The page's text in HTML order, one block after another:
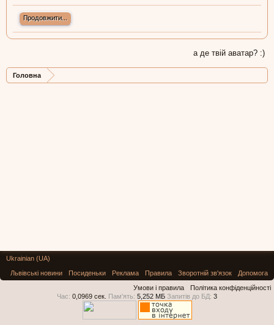
Продовжити...
а де твій аватар? :)
Головна
Ukrainian (UA)
Львівські новини
Посиденьки Реклама Правила Зворотній зв'язок
Допомога
Умови і правила
Політика конфіденційності
Час: 0,0969 сек. Пам'ять: 5,252 МБ Запитів до БД: 3